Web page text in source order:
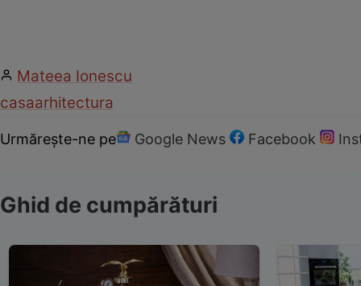
Mateea Ionescu
casaarhitectura
Urmărește-ne pe Google News Facebook
Ghid de cumpărături